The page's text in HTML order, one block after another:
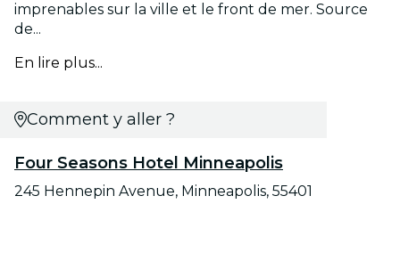
imprenables sur la ville et le front de mer. Source
de...
En lire plus...
Comment y aller ?
Four Seasons Hotel Minneapolis
245 Hennepin Avenue, Minneapolis, 55401